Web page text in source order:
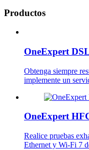
Productos
OneExpert
Obtenga siempre
implemente un
OneExpert
Realice pruebas
Ethernet y Wi-Fi 7